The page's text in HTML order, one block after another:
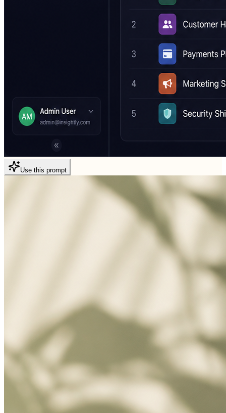
Use this prompt